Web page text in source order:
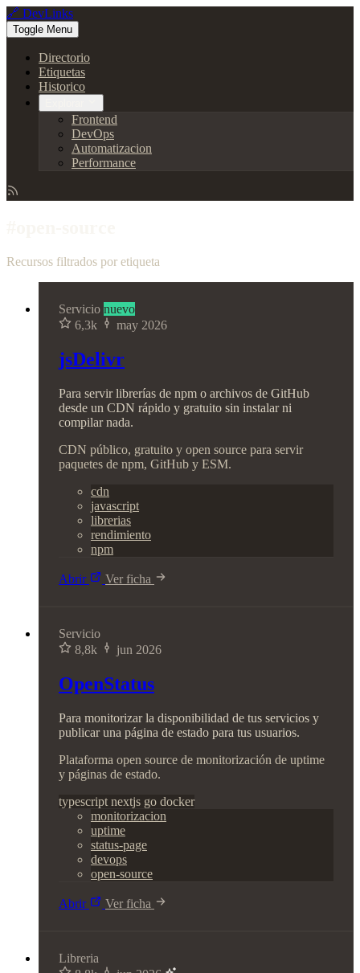
🔗 DevLinks
Toggle Menu
Directorio
Etiquetas
Historico
Frontend
DevOps
Automatizacion
Performance
Recursos filtrados por etiqueta
Servicio nuevo
6,3k
may 2026
jsDelivr
Para servir librerías de npm o archivos de GitHub
desde un CDN rápido y gratuito sin instalar ni
compilar nada.
CDN público, gratuito y open source para servir
paquetes de npm, GitHub y ESM.
cdn
javascript
librerias
rendimiento
npm
Abrir Ver ficha
Servicio
8,8k
jun 2026
OpenStatus
Para monitorizar la disponibilidad de tus servicios y
publicar una página de estado para tus usuarios.
Plataforma open source de monitorización de uptime
y páginas de estado.
typescript nextjs go docker
monitorizacion
uptime
status-page
devops
open-source
Abrir Ver ficha
Libreria